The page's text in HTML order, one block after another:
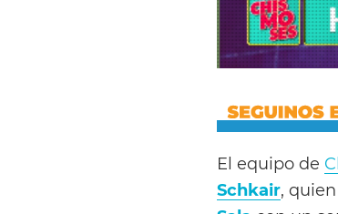
El equipo de
Schkair,